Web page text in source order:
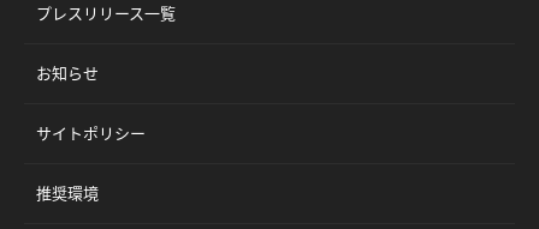
プレスリリース一覧
お知らせ
サイトポリシー
推奨環境